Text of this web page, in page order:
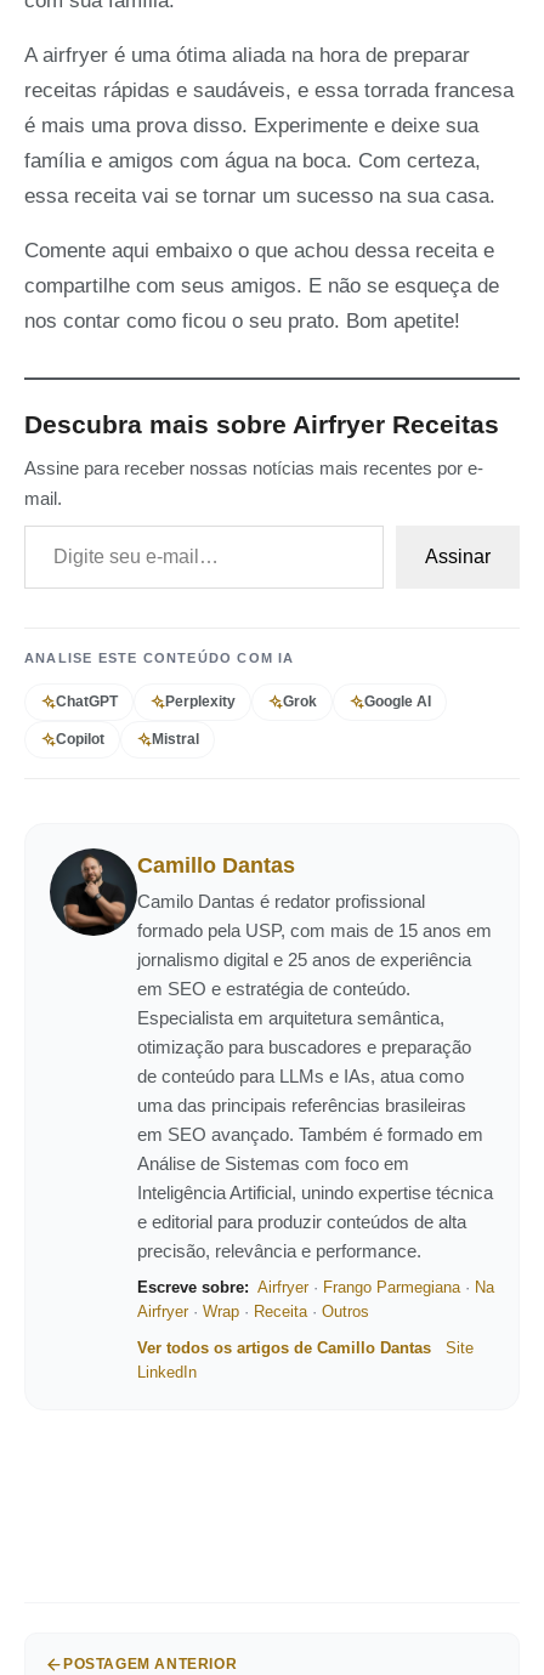
A airfryer é uma ótima aliada na hora de preparar
receitas rápidas e saudáveis, e essa torrada francesa
é mais uma prova disso. Experimente e deixe sua
família e amigos com água na boca. Com certeza,
essa receita vai se tornar um sucesso na sua casa.
Comente aqui embaixo o que achou dessa receita e
compartilhe com seus amigos. E não se esqueça de
nos contar como ficou o seu prato. Bom apetite!
Descubra mais sobre Airfryer Receitas
Assine para receber nossas notícias mais recentes por e-
mail.
Digite seu e-mail…
Assinar
ANALISE ESTE CONTEÚDO COM IA
ChatGPT Perplexity Grok Google AI
Copilot Mistral
Camillo Dantas
Camilo Dantas é redator profissional
formado pela USP, com mais de 15 anos em
jornalismo digital e 25 anos de experiência
em SEO e estratégia de conteúdo.
Especialista em arquitetura semântica,
otimização para buscadores e preparação
de conteúdo para LLMs e IAs, atua como
uma das principais referências brasileiras
em SEO avançado. Também é formado em
Análise de Sistemas com foco em
Inteligência Artificial, unindo expertise técnica
e editorial para produzir conteúdos de alta
precisão, relevância e performance.
Escreve sobre: Airfryer· Frango Parmegiana· Na
Airfryer· Wrap · Receita· Outros
Ver todos os artigos de Camillo Dantas
Site
LinkedIn
POSTAGEM ANTERIOR